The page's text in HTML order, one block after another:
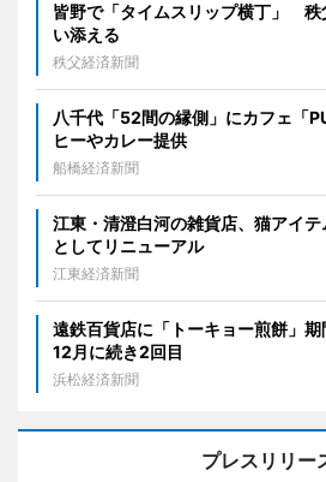
皆野で「タイムスリップ横丁」 秩
い添える
秩父経済新聞
八千代「52間の縁側」にカフェ「
ヒーやカレー提供
船橋経済新聞
江東・清澄白河の雑貨店、猫アイテ
としてリニューアル
江東経済新聞
遠鉄百貨店に「トーキョー煎餅」
12月に続き2回目
浜松経済新聞
プレスリリー